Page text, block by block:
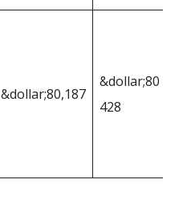
&dollar;80,187
&dollar;80
428